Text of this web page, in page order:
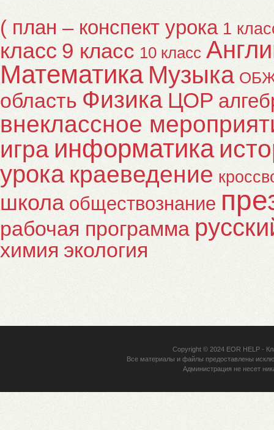
( план – конспект урока 1
класс 9 класс 10 класс
Математика Музыка
область Физика ЦОР
внеклассное
игра информатика
урока краеведение
школа обществознание
рабочая программа
химия экология
Copyright © 2024 EOR HELP-
Все материалы и файлы предоставлены
Администрация не несет